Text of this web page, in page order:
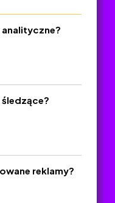
reklamy?